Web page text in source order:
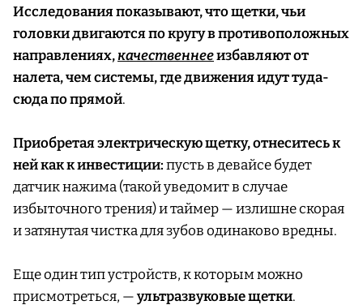
Исследования показывают, что щетки, чьи
головки двигаются по кругу в противоположных
направлениях,качественнееизбавляют от
налета, чем системы, где движения идут туда-
сюда по прямой.
Приобретая электрическую щетку, отнеситесь к
ней как к инвестиции:пусть в девайсе будет
датчик нажима (такой уведомит в случае
избыточного трения) и таймер — излишне скорая
и затянутая чистка для зубов одинаково вредны.
Еще один тип устройств, к которым можно
присмотреться, —ультразвуковые щетки.